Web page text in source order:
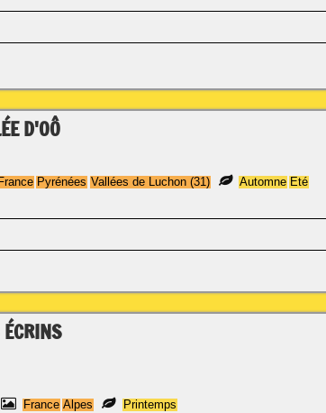
D'OÔ
Pyrénées Vallées de Luchon (31) Automne Eté
France Alpes Printemps